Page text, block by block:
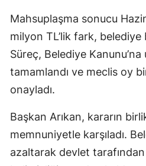
Mahsuplaşma sonucu
milyon TL’lik fark,
Süreç, Belediye
tamamlandı ve meclis oy
onayladı.
Başkan Arıkan, kararın
memnuniyetle karşıladı.
azaltarak devlet